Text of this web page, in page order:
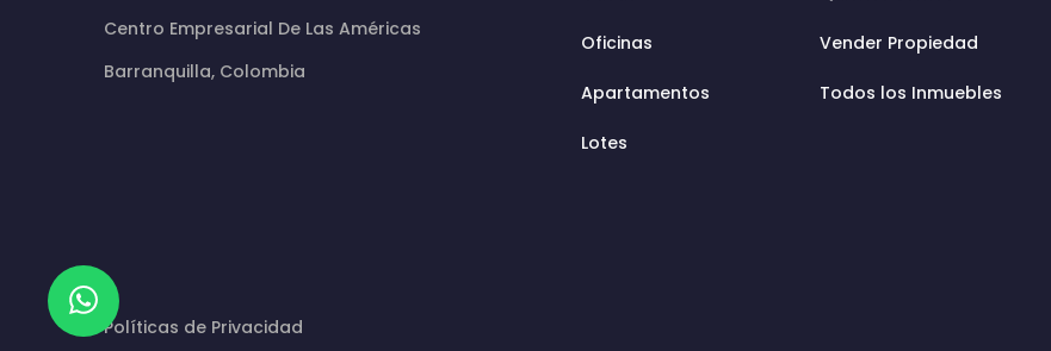
Centro Empresarial De Las Américas
Barranquilla, Colombia
Oficinas
Apartamentos
Lotes
Vender Propiedad
Todos los Inmuebles
Políticas de Privacidad